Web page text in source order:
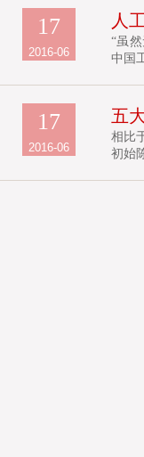
17
2016-06
人
“虽
中国
17
2016-06
五
相比
初始